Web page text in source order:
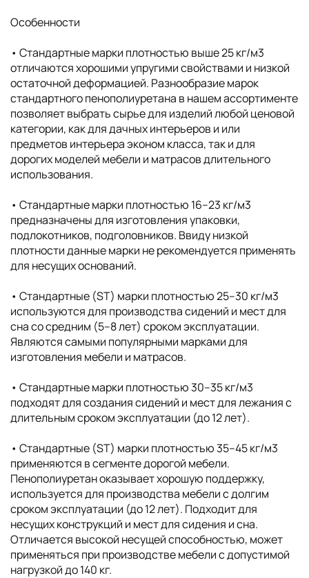
Особенности
• Cтандартные марки плотностью выше 25 кг/м3
отличаются хорошими упругими свойствами и низкой
остаточной деформацией. Разнообразие марок
стандартного пенополиуретана в нашем ассортименте
позволяет выбрать сырье для изделий любой ценовой
категории, как для дачных интерьеров и или
предметов интерьера эконом класса, так и для
дорогих моделей мебели и матрасов длительного
использования.
• Cтандартные марки плотностью 16–23 кг/м3
предназначены для изготовления упаковки,
подлокотников, подголовников. Ввиду низкой
плотности данные марки не рекомендуется применять
для несущих оснований.
• Стандартные (ST) марки плотностью 25–30 кг/м3
используются для производства сидений и мест для
сна со средним (5–8 лет) сроком эксплуатации.
Являются самыми популярными марками для
изготовления мебели и матрасов.
• Стандартные марки плотностью 30–35 кг/м3
подходят для создания сидений и мест для лежания с
длительным сроком эксплуатации (до 12 лет).
• Стандартные (ST) марки плотностью 35–45 кг/м3
применяются в сегменте дорогой мебели.
Пенополиуретан оказывает хорошую поддержку,
используется для производства мебели с долгим
сроком эксплуатации (до 12 лет). Подходит для
несущих конструкций и мест для сидения и сна.
Отличается высокой несущей способностью, может
применяться при производстве мебели с допустимой
нагрузкой до 140 кг.